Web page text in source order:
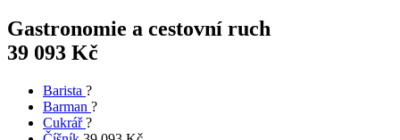
Gastronomie a cestovní ruch
39 093 Kč
Barista ?
Barman ?
Cukrář?